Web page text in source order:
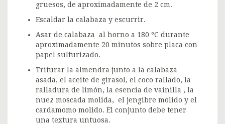
gruesos, de aproximadamente de 2 cm.
Escaldar la calabaza y escurrir.
Asar de calabaza al horno a 180 ºC durante
aproximadamente 20 minutos sobre placa con
papel sulfurizado.
Triturar la almendra junto a la calabaza
asada, el aceite de girasol, el coco rallado, la
ralladura de limón, la esencia de vainilla , la
nuez moscada molida, el jengibre molido y el
cardamomo molido. El conjunto debe tener
una textura untuosa.